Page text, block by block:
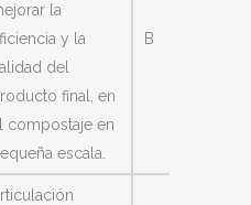
la
y la
del
final, en
compostaje en
escala.
B